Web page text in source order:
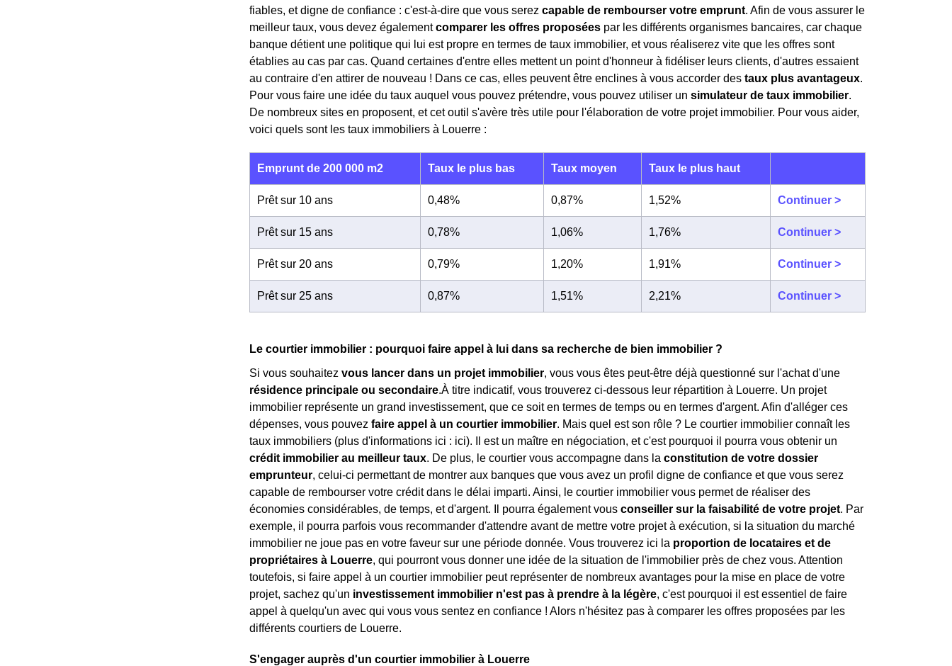
fiables, et digne de confiance : c'est-à-dire que vous serez capable de rembourser votre emprunt. Afin de vous assurer le
meilleur taux, vous devez égalementcomparer les offres proposées par les différents organismes bancaires, car chaque
banque détient une politique qui lui est propre en termes de taux immobilier, et vous réaliserez vite que les offres sont
établies au cas par cas. Quand certaines d'entre elles mettent un point d'honneur à fidéliser leurs clients, d'autres essaient
au contraire d'en attirer de nouveau ! Dans ce cas, elles peuvent être enclines à vous accorder des taux plus avantageux.
Pour vous faire une idée du taux auquel vous pouvez prétendre, vous pouvez utiliser un simulateur de taux immobilier.
De nombreux sites en proposent, et cet outil s'avère très utile pour l'élaboration de votre projet immobilier. Pour vous aider,
voici quels sont les taux immobiliers à Louerre :
Emprunt de 200 000 m2 Taux le plus bas Taux moyen Taux le plus haut
Prêt sur 10 ans 0,48% 0,87% 1,52% Continuer >
Prêt sur 15 ans 0,78% 1,06% 1,76% Continuer >
Prêt sur 20 ans 0,79% 1,20% 1,91% Continuer >
Prêt sur 25 ans 0,87% 1,51% 2,21% Continuer >
Le courtier immobilier : pourquoi faire appel à lui dans sa recherche de bien immobilier ?
Si vous souhaitez vous lancer dans un projet immobilier, vous vous êtes peut-être déjà questionné sur l'achat d'une
résidence principale ou secondaire.À titre indicatif, vous trouverez ci-dessous leur répartition à Louerre. Un projet
immobilier représente un grand investissement, que ce soit en termes de temps ou en termes d'argent. Afin d'alléger ces
dépenses, vous pouvez faire appel à un courtier immobilier. Mais quel est son rôle ? Le courtier immobilier connaît les
taux immobiliers (plus d'informations ici : ici). Il est un maître en négociation, et c'est pourquoi il pourra vous obtenir un
crédit immobilier au meilleur taux. De plus, le courtier vous accompagne dans la constitution de votre dossier
emprunteur, celui-ci permettant de montrer aux banques que vous avez un profil digne de confiance et que vous serez
capable de rembourser votre crédit dans le délai imparti. Ainsi, le courtier immobilier vous permet de réaliser des
économies considérables, de temps, et d'argent. Il pourra également vous conseiller sur la faisabilité de votre projet. Par
exemple, il pourra parfois vous recommander d'attendre avant de mettre votre projet à exécution, si la situation du marché
immobilier ne joue pas en votre faveur sur une période donnée. Vous trouverez ici la proportion de locataires et de
propriétaires à Louerre, qui pourront vous donner une idée de la situation de l'immobilier près de chez vous. Attention
toutefois, si faire appel à un courtier immobilier peut représenter de nombreux avantages pour la mise en place de votre
projet, sachez qu'un investissement immobilier n'est pas à prendre à la légère, c'est pourquoi il est essentiel de faire
appel à quelqu'un avec qui vous vous sentez en confiance ! Alors n'hésitez pas à comparer les offres proposées par les
différents courtiers de Louerre.
S'engager auprès d'un courtier immobilier à Louerre